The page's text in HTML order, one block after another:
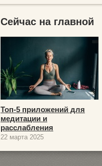
Сейчас на главной
Топ-5 приложений для
медитации и
расслабления
22 марта 2025